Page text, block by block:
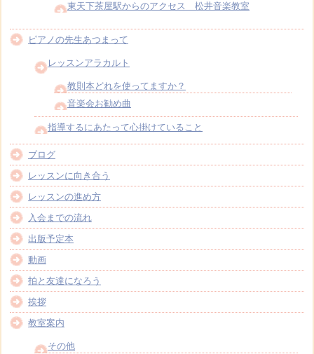
東天下茶屋駅からのアクセス 松井音楽教室
ピアノの先生あつまって
レッスンアラカルト
教則本どれを使ってますか？
音楽会お勧め曲
指導するにあたって心掛けていること
ブログ
レッスンに向き合う
レッスンの進め方
入会までの流れ
出版予定本
動画
拍と友達になろう
挨拶
教室案内
その他